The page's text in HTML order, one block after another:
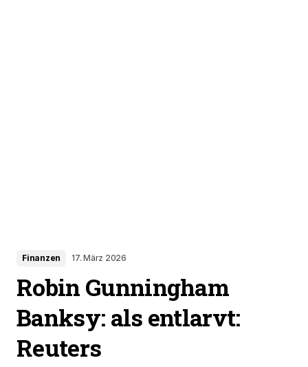
Finanzen 17. März 2026
Robin Gunningham
Banksy: als entlarvt:
Reuters